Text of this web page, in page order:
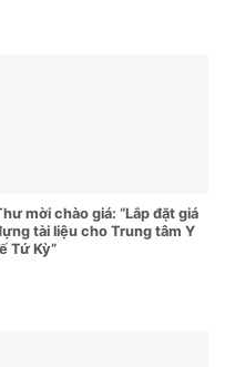
mời chào giá: “Lắp đặt giá
tài liệu cho Trung tâm Y
Tứ Kỳ”